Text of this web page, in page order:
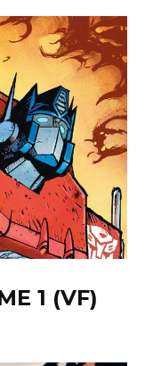
1 (VF)